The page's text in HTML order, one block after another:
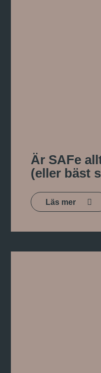
Är SAFe
(eller bäst
Läs mer